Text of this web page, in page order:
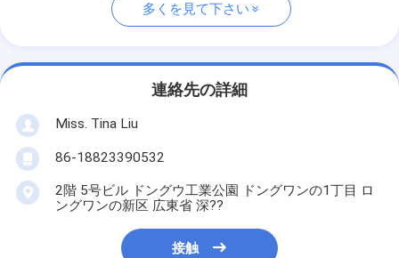
多くを見て下さい
連絡先の詳細
Miss. Tina Liu
86-18823390532
2階 5号ビル ドングウ工業公園 ドングワンの1丁目 ロ
ングワンの新区 広東省 深??
接触